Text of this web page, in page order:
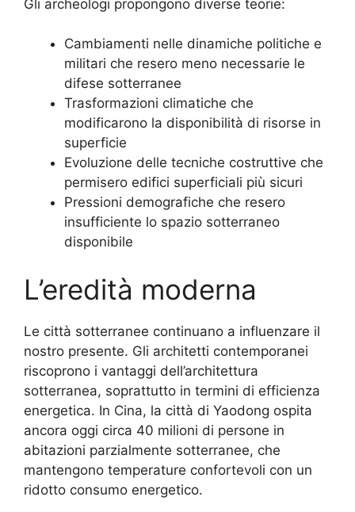
Gli archeologi propongono diverse teorie:
Cambiamenti nelle dinamiche politiche e
militari che resero meno necessarie le
difese sotterranee
Trasformazioni climatiche che
modificarono la disponibilità di risorse in
superficie
Evoluzione delle tecniche costruttive che
permisero edifici superficiali più sicuri
Pressioni demografiche che resero
insufficiente lo spazio sotterraneo
disponibile
L’eredità moderna
Le città sotterranee continuano a influenzare il
nostro presente. Gli architetti contemporanei
riscoprono i vantaggi dell’architettura
sotterranea, soprattutto in termini di efficienza
energetica. In Cina, la città di Yaodong ospita
ancora oggi circa 40 milioni di persone in
abitazioni parzialmente sotterranee, che
mantengono temperature confortevoli con un
ridotto consumo energetico.